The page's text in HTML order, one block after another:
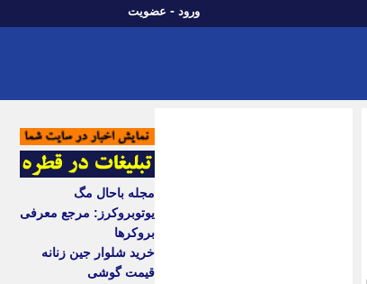
ورود - عضویت
مجله باحال مگ
یوتوبروکرز: مرجع معرفی
بروکرها
خرید شلوار جین زنانه
قیمت گوشی